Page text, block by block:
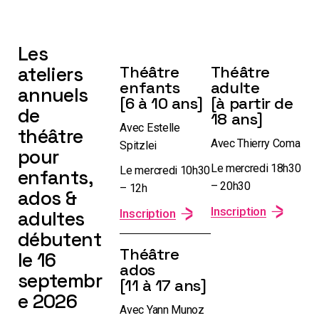
Les
ateliers
annuels
de
théâtre
pour
enfants,
ados &
adultes
débutent
le 16
septembr
e 2026
Théâtre
enfants
[6 à 10 ans]
Avec Estelle
Spitzlei
Le mercredi 10h30
– 12h
Inscription
Théâtre
ados
[11 à 17 ans]
Avec Yann Munoz
Théâtre
adulte
[à partir de
18 ans]
Avec Thierry Coma
Le mercredi 18h30
– 20h30
Inscription